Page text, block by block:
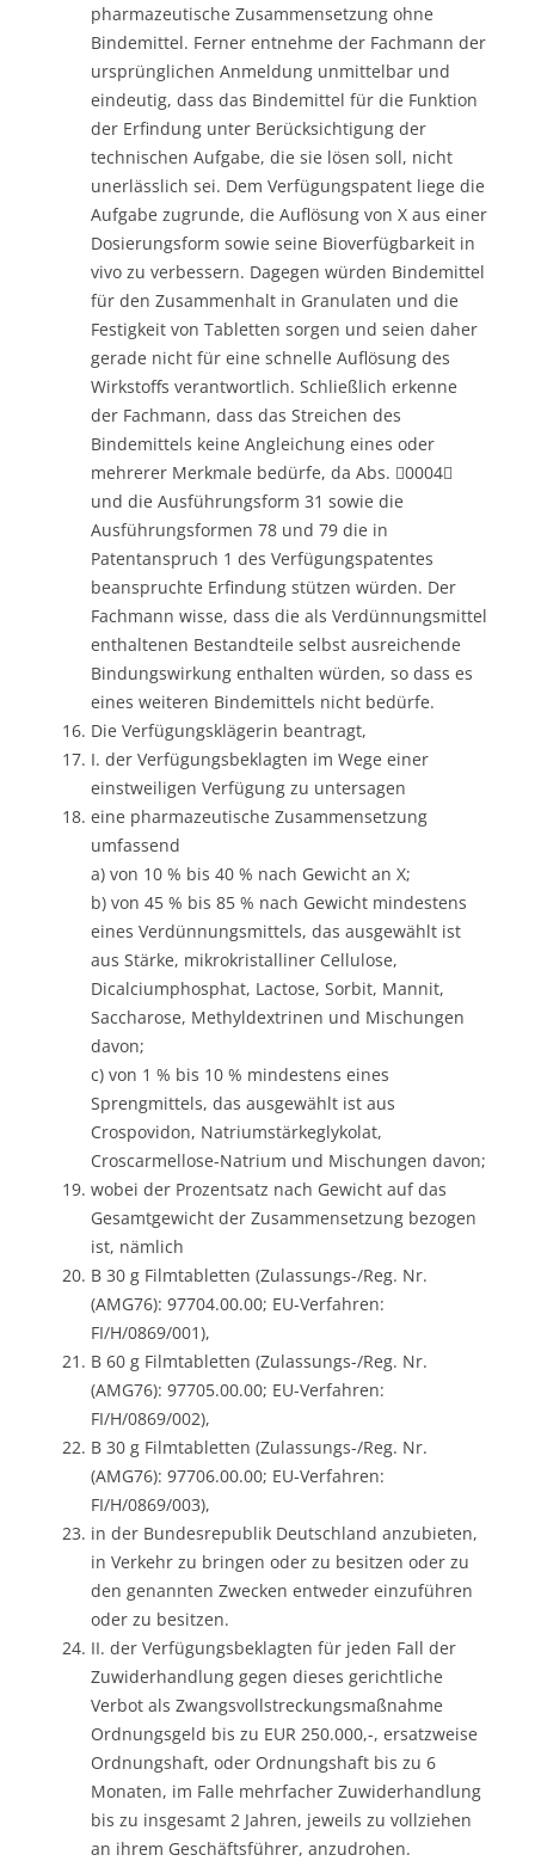
pharmazeutische Zusammensetzung ohne
Bindemittel. Ferner entnehme der Fachmann der
ursprünglichen Anmeldung unmittelbar und
eindeutig, dass das Bindemittel für die Funktion
der Erfindung unter Berücksichtigung der
technischen Aufgabe, die sie lösen soll, nicht
unerlässlich sei. Dem Verfügungspatent liege die
Aufgabe zugrunde, die Auflösung von X aus einer
Dosierungsform sowie seine Bioverfügbarkeit in
vivo zu verbessern. Dagegen würden Bindemittel
für den Zusammenhalt in Granulaten und die
Festigkeit von Tabletten sorgen und seien daher
gerade nicht für eine schnelle Auflösung des
Wirkstoffs verantwortlich. Schließlich erkenne
der Fachmann, dass das Streichen des
Bindemittels keine Angleichung eines oder
mehrerer Merkmale bedürfe, da Abs. 0004
und die Ausführungsform 31 sowie die
Ausführungsformen 78 und 79 die in
Patentanspruch 1 des Verfügungspatentes
beanspruchte Erfindung stützen würden. Der
Fachmann wisse, dass die als Verdünnungsmittel
enthaltenen Bestandteile selbst ausreichende
Bindungswirkung enthalten würden, so dass es
eines weiteren Bindemittels nicht bedürfe.
Die Verfügungsklägerin beantragt,
I. der Verfügungsbeklagten im Wege einer
einstweiligen Verfügung zu untersagen
eine pharmazeutische Zusammensetzung
umfassend
a) von 10 % bis 40 % nach Gewicht an X;
b) von 45 % bis 85 % nach Gewicht mindestens
eines Verdünnungsmittels, das ausgewählt ist
aus Stärke, mikrokristalliner Cellulose,
Dicalciumphosphat, Lactose, Sorbit, Mannit,
Saccharose, Methyldextrinen und Mischungen
davon;
c) von 1 % bis 10 % mindestens eines
Sprengmittels, das ausgewählt ist aus
Crospovidon, Natriumstärkeglykolat,
Croscarmellose-Natrium und Mischungen davon;
wobei der Prozentsatz nach Gewicht auf das
Gesamtgewicht der Zusammensetzung bezogen
ist, nämlich
B 30 g Filmtabletten (Zulassungs-/Reg. Nr.
(AMG76): 97704.00.00; EU-Verfahren:
FI/H/0869/001),
B 60 g Filmtabletten (Zulassungs-/Reg. Nr.
(AMG76): 97705.00.00; EU-Verfahren:
FI/H/0869/002),
B 30 g Filmtabletten (Zulassungs-/Reg. Nr.
(AMG76): 97706.00.00; EU-Verfahren:
FI/H/0869/003),
in der Bundesrepublik Deutschland anzubieten,
in Verkehr zu bringen oder zu besitzen oder zu
den genannten Zwecken entweder einzuführen
oder zu besitzen.
II. der Verfügungsbeklagten für jeden Fall der
Zuwiderhandlung gegen dieses gerichtliche
Verbot als Zwangsvollstreckungsmaßnahme
Ordnungsgeld bis zu EUR 250.000,-, ersatzweise
Ordnungshaft, oder Ordnungshaft bis zu 6
Monaten, im Falle mehrfacher Zuwiderhandlung
bis zu insgesamt 2 Jahren, jeweils zu vollziehen
an ihrem Geschäftsführer, anzudrohen.